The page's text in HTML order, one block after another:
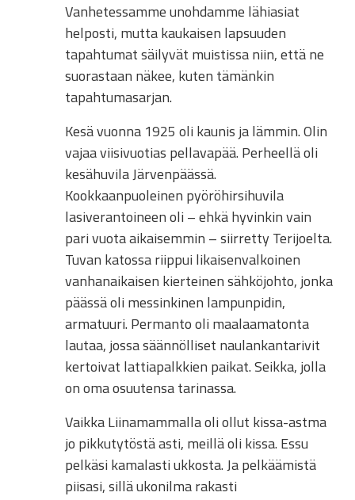
Vanhetessamme unohdamme lähiasiat
helposti, mutta kaukaisen lapsuuden
tapahtumat säilyvät muistissa niin, että ne
suorastaan näkee, kuten tämänkin
tapahtumasarjan.
Kesä vuonna 1925 oli kaunis ja lämmin. Olin
vajaa viisivuotias pellavapää. Perheellä oli
kesähuvila Järvenpäässä.
Kookkaanpuoleinen pyöröhirsihuvila
lasiverantoineen oli – ehkä hyvinkin vain
pari vuota aikaisemmin – siirretty Terijoelta.
Tuvan katossa riippui likaisenvalkoinen
vanhanaikaisen kierteinen sähköjohto, jonka
päässä oli messinkinen lampunpidin,
armatuuri. Permanto oli maalaamatonta
lautaa, jossa säännölliset naulankantarivit
kertoivat lattiapalkkien paikat. Seikka, jolla
on oma osuutensa tarinassa.
Vaikka Liinamammalla oli ollut kissa-astma
jo pikkutytöstä asti, meillä oli kissa. Essu
pelkäsi kamalasti ukkosta. Ja pelkäämistä
piisasi, sillä ukonilma rakasti